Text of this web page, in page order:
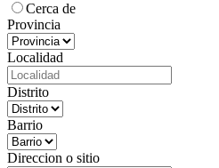
Cerca de
Provincia
Localidad
Distrito
Barrio
Direccion o sitio